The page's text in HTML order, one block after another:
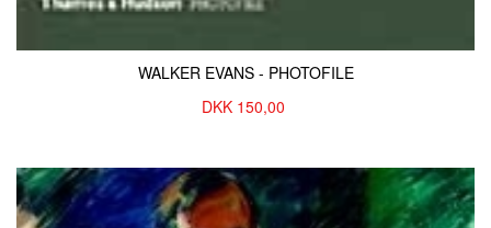
WALKER EVANS - PHOTOFILE
DKK 150,00